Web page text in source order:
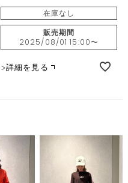
在庫なし
販売期間
2025/08/01 15:00〜
詳細を見る